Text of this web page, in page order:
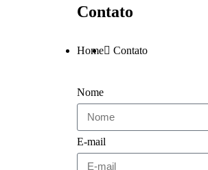
Contato
Home Contato
Nome
E-mail